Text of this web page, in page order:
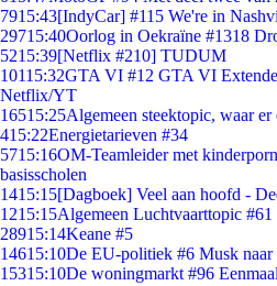
7915:43[IndyCar] #115 We're in
29715:40Oorlog in Oekraïne #1318
5215:39[Netflix #210] TUDUM
10115:32GTA VI #12 GTA VI
Netflix/YT
16515:25Algemeen steektopic, waar er
415:22Energietarieven #34
5715:16OM-Teamleider met
basisscholen
1415:15[Dagboek] Veel aan hoofd -
1215:15Algemeen Luchtvaarttopic #61
28915:14Keane #5
14615:10De EU-politiek #6 Musk naar
15315:10De woningmarkt #96